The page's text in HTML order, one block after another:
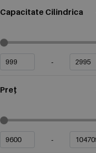
Capacitate Cilindrica
-
Preț
-